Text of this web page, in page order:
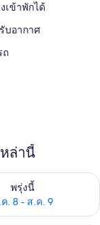
เข้าพักได้
บอากาศ
ถ
ล่านี้
. 8
พรุ่งนี้
. 8 - ส.ค. 9
นวนห้องพักว่างใน